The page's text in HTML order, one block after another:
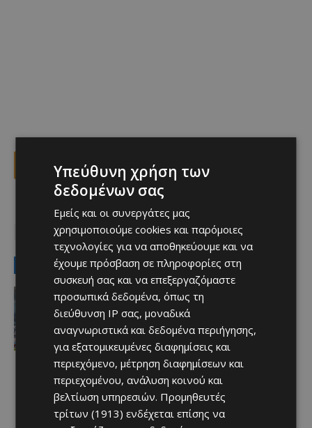
Facebook
Top ΑΠΟΛΛΩΝ-ΠΑΦΟΣ ΝΤΑΒΙΝΤ ΛΟΥΙΖ
ΠΑΦΟΣ FC ΤΕΛΙΚΟΣ ΚΥΠΕΛΛΟΥ
LATEST NEWS
Απόλλων
Πολύ μεγάλο ενδιαφέρον για ένα
«μαγικό χαρτάκι»
Afentiko - 06/08/2026
Υπεύθυνη χρήση των
δεδομένων σας
Εμείς και οι συνεργάτες μας
χρησιμοποιούμε cookies και παρόμοιες
τεχνολογίες για να αποθηκεύουμε και να
έχουμε πρόσβαση σε πληροφορίες στη
συσκευή σας και να επεξεργαζόμαστε
προσωπικά δεδομένα, όπως τη
διεύθυνση IP σας, μοναδικά
αναγνωριστικά και δεδομένα περιήγησης,
για εξατομικευμένες διαφημίσεις και
περιεχόμενο, μέτρηση διαφημίσεων και
περιεχομένου, ανάλυση κοινού και
βελτίωση υπηρεσιών. Προμηθευτές
τρίτων (1913) ενδέχεται επίσης να